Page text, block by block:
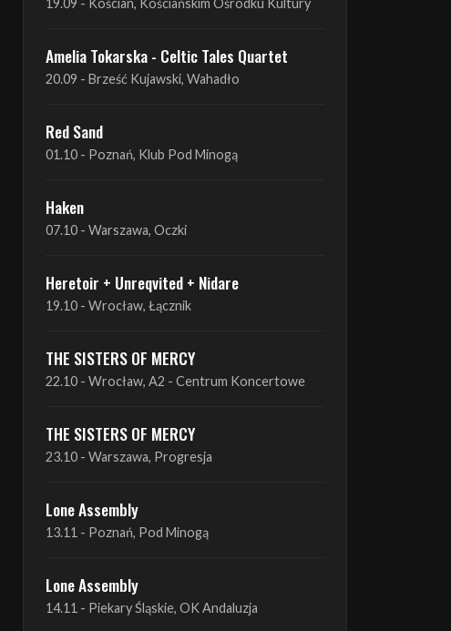
20.09 - Brześć Kujawski, Wahadło
Red Sand
01.10 - Poznań, Klub Pod Minogą
Haken
07.10 - Warszawa, Oczki
Heretoir + Unreqvited + Nidare
19.10 - Wrocław, Łącznik
THE SISTERS OF MERCY
22.10 - Wrocław, A2 - Centrum Koncertowe
THE SISTERS OF MERCY
23.10 - Warszawa, Progresja
Lone Assembly
13.11 - Poznań, Pod Minogą
Lone Assembly
14.11 - Piekary Śląskie, OK Andaluzja
Lone Assembly
15.11 - Warszawa, Potok